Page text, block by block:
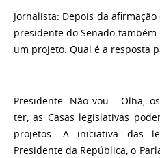
Jornalista: Depois da
presidente do Senado
um projeto. Qual é a resposta
Presidente: Não vou... Olha,
ter, as Casas legislativas
projetos. A iniciativa das
Presidente da República, o